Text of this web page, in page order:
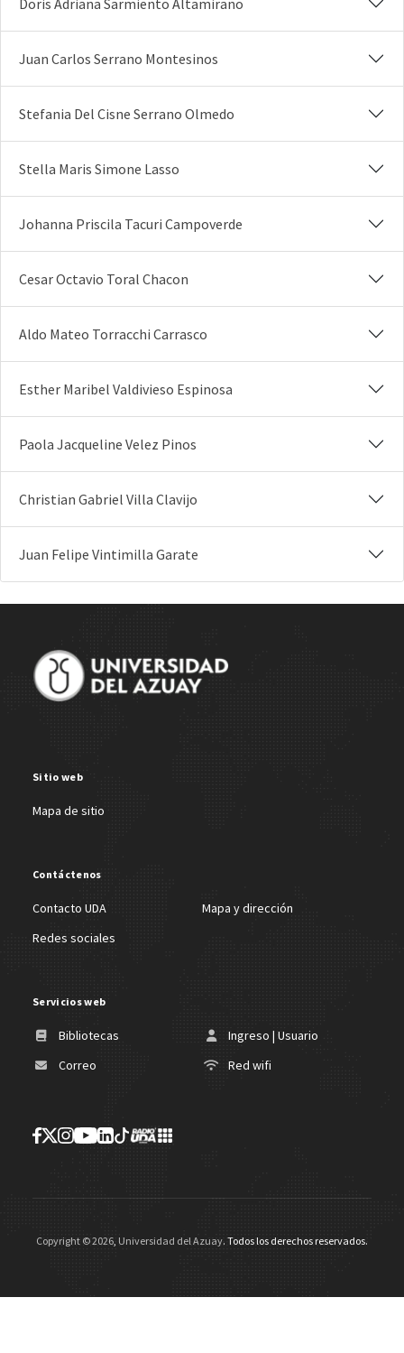
Doris Adriana Sarmiento Altamirano
Juan Carlos Serrano Montesinos
Stefania Del Cisne Serrano Olmedo
Stella Maris Simone Lasso
Johanna Priscila Tacuri Campoverde
Cesar Octavio Toral Chacon
Aldo Mateo Torracchi Carrasco
Esther Maribel Valdivieso Espinosa
Paola Jacqueline Velez Pinos
Christian Gabriel Villa Clavijo
Juan Felipe Vintimilla Garate
Sitio web
Mapa de sitio
Contáctenos
Contacto UDA
Mapa y dirección
Redes sociales
Servicios web
Bibliotecas
Ingreso | Usuario
Correo
Red wifi
Copyright ©2026 Universidad del Azuay. Todos los derechos reservados.